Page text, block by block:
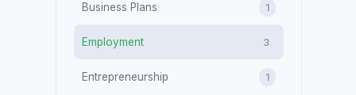
Business Plans 1
Employment 3
Entrepreneurship 1